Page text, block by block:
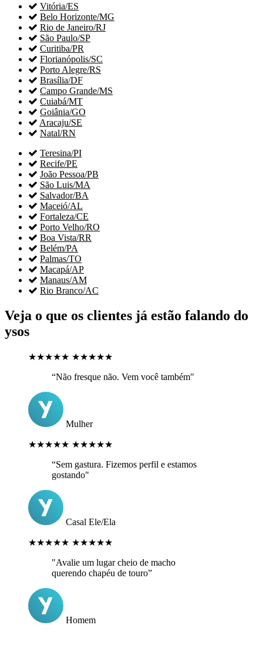
 Vitória/ES
 Belo Horizonte/MG
 Rio de Janeiro/RJ
 São Paulo/SP
 Curitiba/PR
 Florianópolis/SC
 Porto Alegre/RS
 Brasília/DF
 Campo Grande/MS
 Cuiabá/MT
 Goiânia/GO
 Aracaju/SE
 Natal/RN
 Teresina/PI
 Recife/PE
 João Pessoa/PB
 São Luis/MA
 Salvador/BA
 Maceió/AL
 Fortaleza/CE
 Porto Velho/RO
 Boa Vista/RR
 Belém/PA
 Palmas/TO
 Macapá/AP
 Manaus/AM
 Rio Branco/AC
Veja o que os clientes já estão falando do
ysos
★★★★★ ★★★★★
“Não fresque não. Vem você também"
Mulher
★★★★★ ★★★★★
“Sem gastura. Fizemos perfil e estamos
gostando"
Casal Ele/Ela
★★★★★ ★★★★★
"Avalie um lugar cheio de macho
querendo chapéu de touro”
Homem